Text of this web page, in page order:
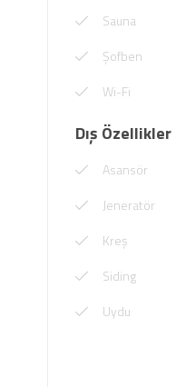
Sauna
Şofben
Wi-Fi
Dış Özellikler
Asansör
Jeneratör
Kreş
Siding
Uydu